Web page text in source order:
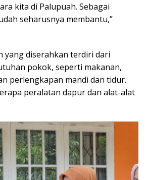
kita di Palupuah. Sebagai
seharusnya membantu,”
yang diserahkan terdiri dari
pokok, seperti makanan,
perlengkapan mandi dan tidur.
peralatan dapur dan alat-alat